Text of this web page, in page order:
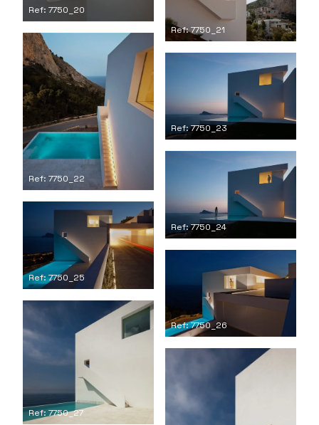
Ref: 7750_20
Ref: 7750_21
Ref: 7750_22
Ref: 7750_23
Ref: 7750_24
Ref: 7750_25
Ref: 7750_26
Ref: 7750_27